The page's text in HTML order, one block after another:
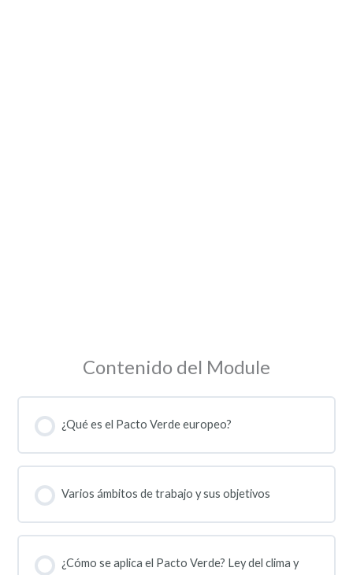
Contenido del Module
¿Qué es el Pacto Verde europeo?
Varios ámbitos de trabajo y sus objetivos
¿Cómo se aplica el Pacto Verde? Ley del clima y